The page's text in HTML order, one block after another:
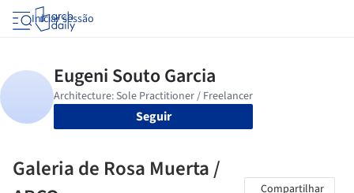
Iniciar sessão
Seguir
Galeria de Rosa Muerta /
Compartilhar